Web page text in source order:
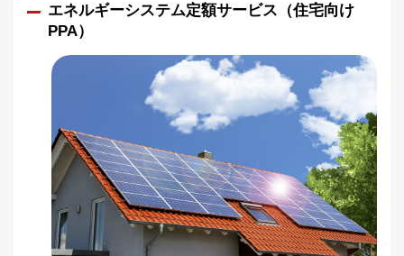
エネルギーシステム定額サービス（住宅向け
PPA）